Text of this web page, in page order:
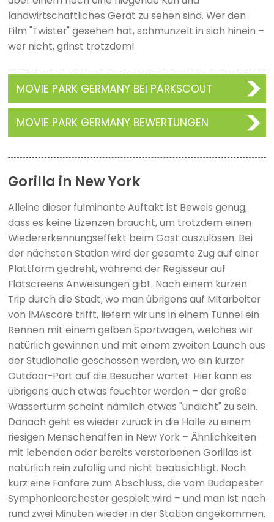
landwirtschaftliches Gerät zu sehen sind. Wer den
Film "Twister" gesehen hat, schmunzelt in sich hinein –
wer nicht, grinst trotzdem!
MOVIE PARK GERMANY BEI PARKSCOUT
MOVIE PARK GERMANY BEWERTUNGEN
Gorilla in New York
Alleine dieser fulminante Auftakt ist Beweis genug,
dass es keine Lizenzen braucht, um trotzdem einen
Wiedererkennungseffekt beim Gast auszulösen. Bei
der nächsten Station wird der gesamte Zug auf einer
Plattform gedreht, während der Regisseur auf
Flatscreens Anweisungen gibt. Nach einem kurzen
Trip durch die Stadt, wo man übrigens auf Mitarbeiter
von IMAscore trifft, liefern wir uns in einem Tunnel ein
Rennen mit einem gelben Sportwagen, welches wir
natürlich gewinnen und mit einem zweiten Launch aus
der Studiohalle geschossen werden, wo ein kurzer
Outdoor-Part auf die Besucher wartet. Hier kann es
übrigens auch etwas feuchter werden – der große
Wasserturm scheint nämlich etwas "undicht" zu sein.
Danach geht es wieder zurück in die Halle zu einem
riesigen Menschenaffen in New York – Ähnlichkeiten
mit lebenden oder bereits verstorbenen Gorillas ist
natürlich rein zufällig und nicht beabsichtigt. Noch
kurz eine Fanfare zum Abschluss, die vom Budapester
Symphonieorchester gespielt wird – und man ist nach
rund zwei Minuten wieder in der Station angekommen.